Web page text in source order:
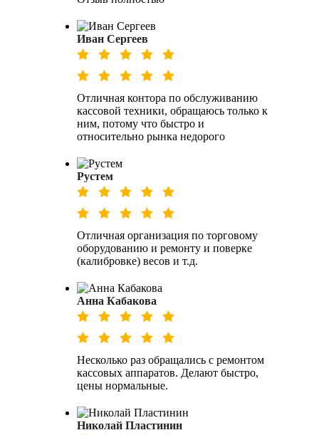
Иван Сергеев
Отличная контора по обслуживанию
кассовой техники, обращаюсь только к
ним, потому что быстро и
относительно рынка недорого
Рустем
Отличная организация по торговому
оборудованию и ремонту и поверке
(калибровке) весов и т.д.
Анна Кабакова
Несколько раз обращались с ремонтом
кассовых аппаратов. Делают быстро,
цены нормальные.
Николай Пластинин